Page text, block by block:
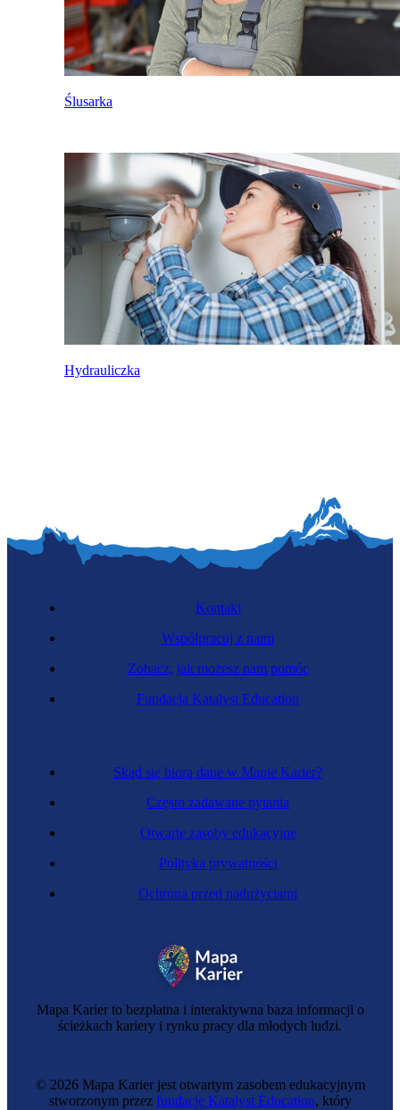
Ślusarka
Hydrauliczka
Mapa Karier to bezpłatna i interaktywna baza informacji o
ścieżkach kariery i rynku pracy dla młodych ludzi.
Skąd się biorą dane w Mapie Karier?
Często zadawane pytania
Otwarte zasoby edukacyjne
Polityka prywatności
Ochrona przed nadużyciami
Kontakt
Współpracuj z nami
Zobacz, jak możesz nam pomóc
Fundacja Katalyst Education
© 2026 Mapa Karier jest otwartym zasobem edukacyjnym
stworzonym przez fundację Katalyst Education, który